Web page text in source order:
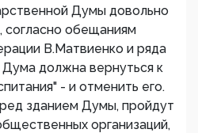
Думы довольно
согласно обещаниям
В.Матвиенко и ряда
Дума должна вернуться к
- и отменить его.
зданием Думы, пройдут
организаций,